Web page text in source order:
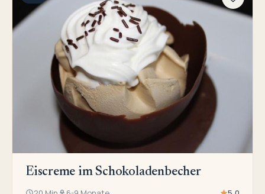
Eiscreme im Schokoladenbecher